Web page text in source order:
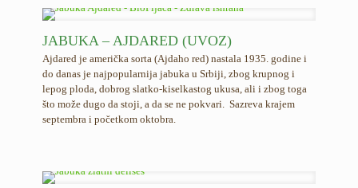
JABUKA – AJDARED (UVOZ)
Ajdared je američka sorta (Ajdaho red) nastala 1935. godine i
do danas je najpopularnija jabuka u Srbiji, zbog krupnog i
lepog ploda, dobrog slatko-kiselkastog ukusa, ali i zbog toga
što može dugo da stoji, a da se ne pokvari. Sazreva krajem
septembra i početkom oktobra.